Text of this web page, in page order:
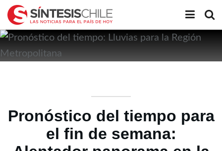
Pronóstico del tiempo para
el fin de semana: